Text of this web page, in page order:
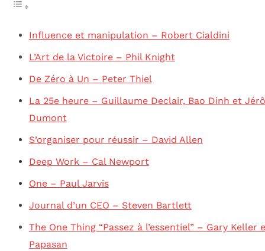
Influence et manipulation – Robert Cialdini
L’Art de la Victoire – Phil Knight
De Zéro à Un – Peter Thiel
La 25e heure – Guillaume Declair, Bao Dinh et
Dumont
S’organiser pour réussir – David Allen
Deep Work – Cal Newport
One – Paul Jarvis
Journal d’un CEO – Steven Bartlett
The One Thing “Passez à l’essentiel” – Gary Keller
Papasan